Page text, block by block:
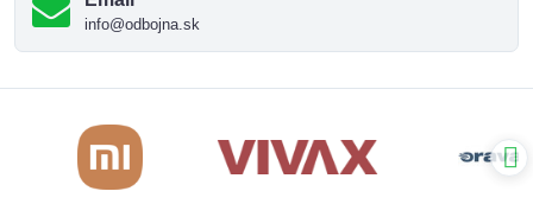
info@odbojna.sk